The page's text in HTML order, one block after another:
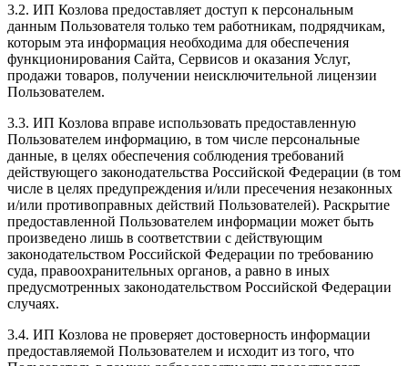
3.2. ИП Козлова предоставляет доступ к персональным
данным Пользователя только тем работникам, подрядчикам,
которым эта информация необходима для обеспечения
функционирования Сайта, Сервисов и оказания Услуг,
продажи товаров, получении неисключительной лицензии
Пользователем.
3.3. ИП Козлова вправе использовать предоставленную
Пользователем информацию, в том числе персональные
данные, в целях обеспечения соблюдения требований
действующего законодательства Российской Федерации (в том
числе в целях предупреждения и/или пресечения незаконных
и/или противоправных действий Пользователей). Раскрытие
предоставленной Пользователем информации может быть
произведено лишь в соответствии с действующим
законодательством Российской Федерации по требованию
суда, правоохранительных органов, а равно в иных
предусмотренных законодательством Российской Федерации
случаях.
3.4. ИП Козлова не проверяет достоверность информации
предоставляемой Пользователем и исходит из того, что